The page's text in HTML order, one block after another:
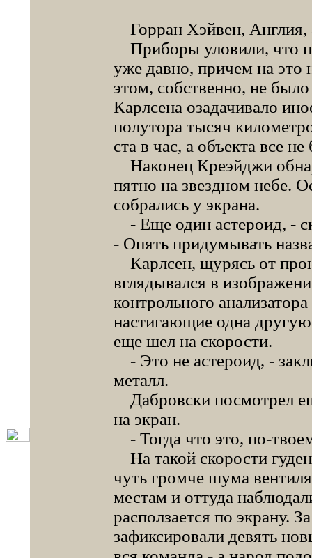
Горран Хэйвен, Англия,
Приборы уловили, что
уже давно, причем на это
этом, собственно, не
Карлсена озадачивало
полутора тысяч
ста в час, а объекта все
Наконец Креэйджи
пятно на звездном небе.
собрались у экрана.
- Еще один астероид, -
- Опять придумывать
Карлсен, щурясь от
вглядывался в
контрольного
настигающие одна
еще шел на скорости.
- Это не астероид, -
металл.
Дабровски посмотрел
на экран.
- Тогда что это, по-
На такой скорости
чуть громче шума
местам и оттуда
расползается по экрану.
зафиксировали девять